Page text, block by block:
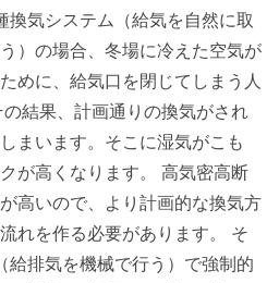
換気システム（給気を自然に取
）の場合、冬場に冷えた空気が
めに、給気口を閉じてしまう人
結果、計画通りの換気がされ
まいます。そこに湿気がこも
が高くなります。 高気密高断
高いので、より計画的な換気方
れを作る必要があります。 そ
給排気を機械で行う）で強制的